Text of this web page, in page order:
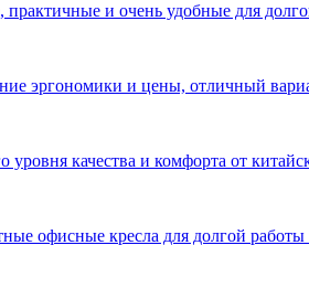
и очень удобные для
эргономики и цены, отличный
уровня качества и комфорта от
офисные кресла для долгой работы